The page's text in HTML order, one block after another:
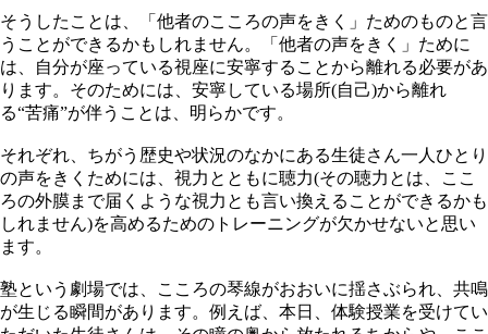
そうしたことは、「他者のこころの声をきく」ためのものと言
うことができるかもしれません。「他者の声をきく」ために
は、自分が座っている視座に安寧することから離れる必要があ
ります。そのためには、安寧している場所(自己)から離れ
る“苦痛”が伴うことは、明らかです。
それぞれ、ちがう歴史や状況のなかにある生徒さん一人ひとり
の声をきくためには、視力とともに聴力(その聴力とは、ここ
ろの外膜まで届くような視力とも言い換えることができるかも
しれません)を高めるためのトレーニングが欠かせないと思い
ます。
塾という劇場では、こころの琴線がおおいに揺さぶられ、共鳴
が生じる瞬間があります。例えば、本日、体験授業を受けてい